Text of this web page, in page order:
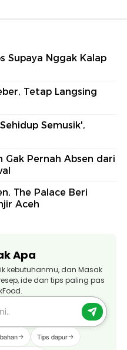
Supaya Nggak Kalap
Tetap Langsing
Semusik',
Gak Pernah Absen dari
The Palace Beri
Aceh
Apa
kebutuhanmu, dan Masak
ide dan tips paling pas
Tips dapur